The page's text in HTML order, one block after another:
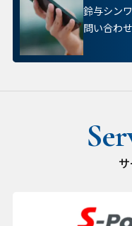
鈴与シン
問い合わ